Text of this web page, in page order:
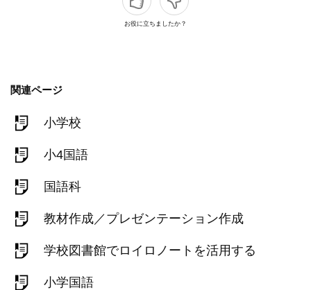
お役に立ちましたか？
関連ページ
小学校
小4国語
国語科
教材作成／プレゼンテーション作成
学校図書館でロイロノートを活用する
小学国語